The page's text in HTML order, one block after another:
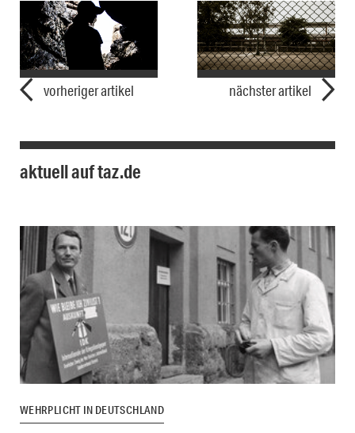
vorheriger artikel nächster artikel
aktuell auf taz.de
WEHRPLICHT IN DEUTSCHLAND